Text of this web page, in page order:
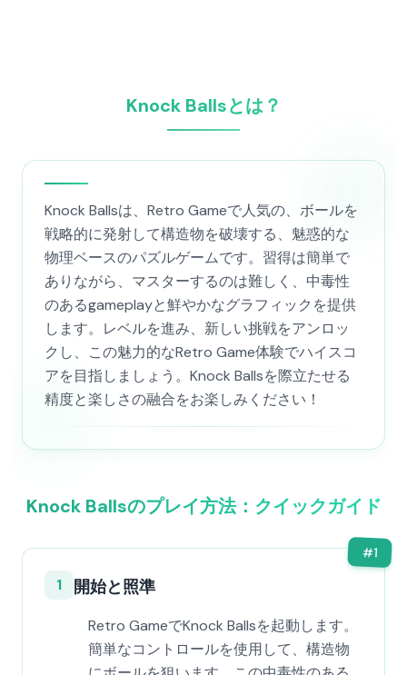
Knock Ballsとは？
Knock Ballsは、Retro Gameで人気の、ボールを
戦略的に発射して構造物を破壊する、魅惑的な
物理ベースのパズルゲームです。習得は簡単で
ありながら、マスターするのは難しく、中毒性
のあるgameplayと鮮やかなグラフィックを提供
します。レベルを進み、新しい挑戦をアンロッ
クし、この魅力的なRetro Game体験でハイスコ
アを目指しましょう。Knock Ballsを際立たせる
精度と楽しさの融合をお楽しみください！
Knock Ballsのプレイ方法：クイックガイド
#1
1 開始と照準
Retro GameでKnock Ballsを起動します。
簡単なコントロールを使用して、構造物